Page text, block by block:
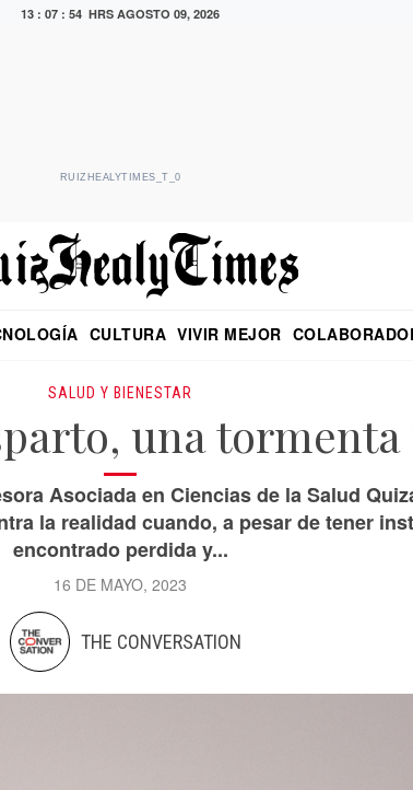
13 : 07 : 56 HRS AGOSTO 09, 2026
RUIZHEALYTIMES_T_0
CULTURA VIVIR MEJOR
SALUD Y BIENESTAR
una
Asociada en Ciencias de la Salud
la realidad cuando, a pesar de tener
encontrado perdida y...
16 DE MAYO, 2023
THE CONVERSATION